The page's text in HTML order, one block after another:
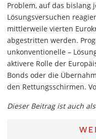
Problem, auf das bislang
Lösungsversuchen
mittlerweile vierten
abgestritten werden.
unkonventionelle –
aktivere Rolle der
Bonds oder die
den Rettungsschirmen.
Dieser Beitrag ist auch